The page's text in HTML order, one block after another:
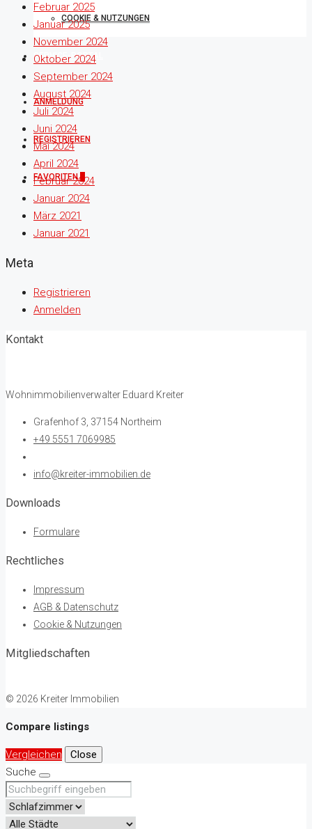
COOKIE & NUTZUNGEN
SERVICE-PORTAL
ANMELDUNG
REGISTRIEREN
FAVORITEN
Februar 2025
Januar 2025
November 2024
Oktober 2024
September 2024
August 2024
Juli 2024
Juni 2024
Mai 2024
April 2024
Februar 2024
Januar 2024
März 2021
Januar 2021
Meta
Registrieren
Anmelden
Kontakt
Wohnimmobilienverwalter Eduard Kreiter
Grafenhof 3, 37154 Northeim
+49 5551 7069985
info@kreiter-immobilien.de
Downloads
Formulare
Rechtliches
Impressum
AGB & Datenschutz
Cookie & Nutzungen
Mitgliedschaften
© 2026 Kreiter Immobilien
Compare listings
Vergleichen
Close
Suche